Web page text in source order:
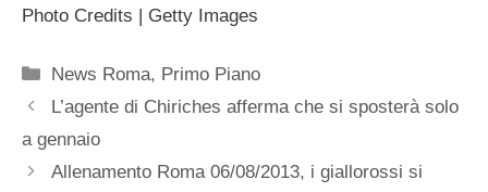
Photo Credits | Getty Images
Categorie
News Roma, Primo Piano
L’agente di Chiriches afferma che si sposterà solo
a gennaio
Allenamento Roma 06/08/2013, i giallorossi si